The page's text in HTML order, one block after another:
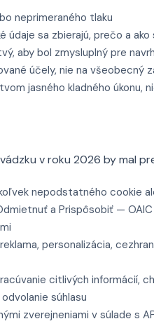
neprimeraného tlaku
údaje sa zbierajú, prečo a
aby bol zmysluplný pre
účely, nie na všeobecný
jasného kladného úkonu,
v roku 2026 by mal
nepodstatného cookie
a Prispôsobiť —
personalizácia,
citlivých informácií,
súhlasu
zverejneniami v súlade s